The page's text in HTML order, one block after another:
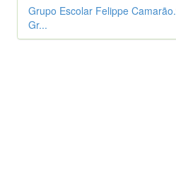
Grupo Escolar Felippe Camarão.
Gr...